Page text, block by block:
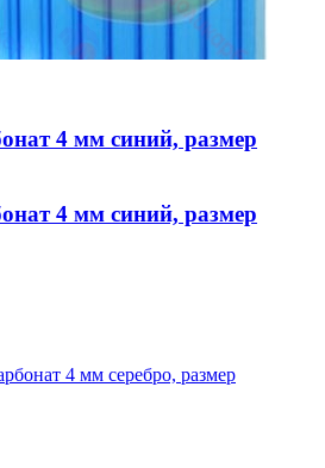
4 мм синий, размер
4 мм синий, размер